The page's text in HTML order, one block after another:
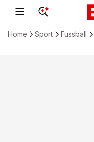
Home Sport Fussball